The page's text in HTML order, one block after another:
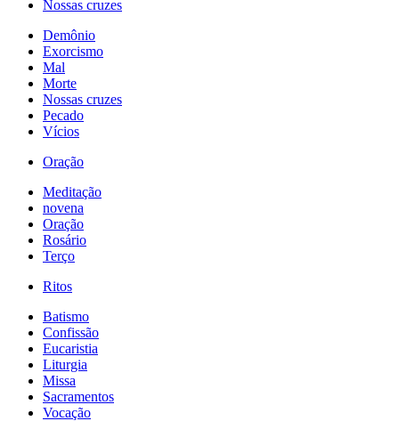
Nossas cruzes
Demônio
Exorcismo
Mal
Morte
Nossas cruzes
Pecado
Vícios
Oração
Meditação
novena
Oração
Rosário
Terço
Ritos
Batismo
Confissão
Eucaristia
Liturgia
Missa
Sacramentos
Vocação